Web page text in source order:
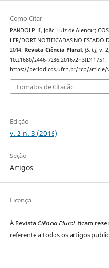
Como Citar
PANDOLPHI, João Luiz de Alencar;
LER/DORT NOTIFICADAS NO ESTADO
2014. Revista Ciência Plural, [S. l.], v.
10.21680/2446-
https://periodicos.ufrn.br/rcp/article/
Fomatos de Citação
Edição
v. 2 n. 3 (2016)
Seção
Artigos
Licença
À Revista Ciência Plural ficam
referente a todos os artigos